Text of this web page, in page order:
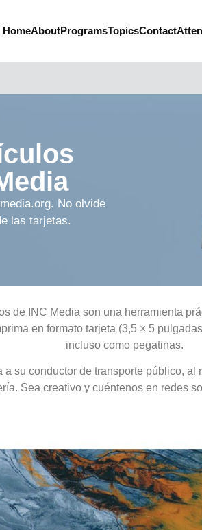
HomeAboutProgramsTopicsContact
No olvide
las tarjetas.
de INC Media son una herramienta
en formato tarjeta (3,5 × 5
incluso como pegatinas.
a su conductor de transporte público,
Sea creativo y cuéntenos en redes